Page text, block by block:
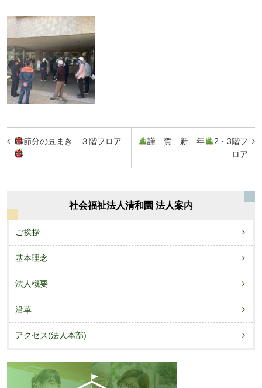
投
稿
ゲ
ー
シ
ョ
ン
謹 賀 新 年
2・3階フ
ロア
節分の豆まき ３階フロア
社会福祉法人清和園 法人案内
ご挨拶
基本理念
法人概要
沿革
アクセス(法人本部)